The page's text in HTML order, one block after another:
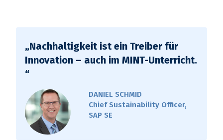
CO2MUCH - Denke global, handle
lokal
SEKUNDARSTUFE
„Nachhaltigkeit ist ein Treiber für
Innovation – auch im MINT-Unterricht.
“
DANIEL SCHMID
Chief Sustainability Officer,
SAP SE